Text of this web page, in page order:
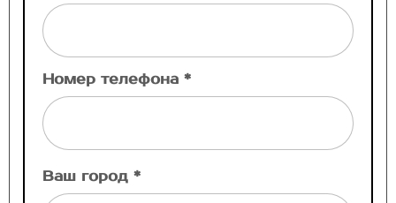
Номер телефона *
Ваш город *